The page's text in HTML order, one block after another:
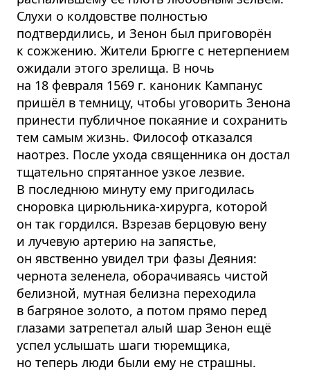
Слухи о колдовстве полностью
подтвердились, и Зенон был приговорён
к сожжению. Жители Брюгге с нетерпением
ожидали этого зрелища. В ночь
на 18 февраля 1569 г. каноник Кампанус
пришёл в темницу, чтобы уговорить Зенона
принести публичное покаяние и сохранить
тем самым жизнь. Философ отказался
наотрез. После ухода священника он достал
тщательно спрятанное узкое лезвие.
В последнюю минуту ему пригодилась
сноровка цирюльника-хирурга, которой
он так гордился. Взрезав берцовую вену
и лучевую артерию на запястье,
он явственно увидел три фазы Деяния:
чернота зеленела, оборачиваясь чистой
белизной, мутная белизна переходила
в багряное золото, а потом прямо перед
глазами затрепетал алый шар Зенон ещё
успел услышать шаги тюремщика,
но теперь люди были ему не страшны.